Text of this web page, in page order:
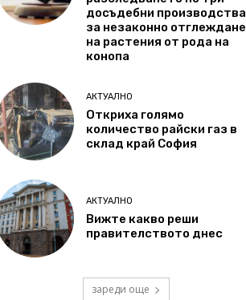
досъдебни производства
за незаконно отглеждане
на растения от рода на
конопа
АКТУАЛНО
Откриха голямо
количество райски газ в
склад край София
АКТУАЛНО
Вижте какво реши
правителството днес
зареди още